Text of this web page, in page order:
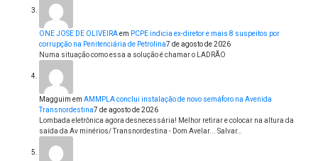
ONE JOSE DE OLIVEIRAem PCPE indicia ex-diretor e mais 8 suspeitos por
corrupção na Penitenciária de Petrolina7 de agosto de 2026
Numa situação como essa a solução é chamar o LADRÃO
Magguim em AMMPLA conclui instalação de novo semáforo na Avenida
Transnordestina7 de agosto de 2026
Lombada eletrônica agora desnecessária! Melhor retirar e colocar na altura da
saída da Av minérios/ Transnordestina - Dom Avelar... Salvar…